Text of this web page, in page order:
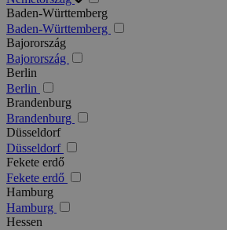
Baden-Württemberg
Baden-Württemberg
Bajorország
Bajorország
Berlin
Berlin
Brandenburg
Brandenburg
Düsseldorf
Düsseldorf
Fekete erdő
Fekete erdő
Hamburg
Hamburg
Hessen